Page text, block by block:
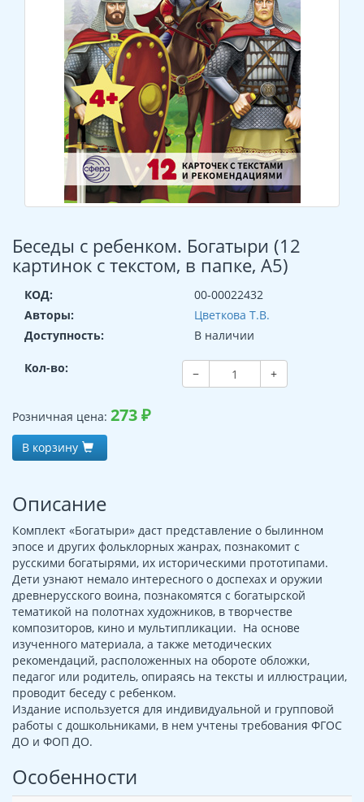
Беседы с ребенком. Богатыри (12
картинок с текстом, в папке, А5)
КОД:
00-00022432
Авторы:
Цветкова Т.В.
Доступность:
В наличии
Кол-во: − +
Розничная цена: 273₽
В корзину
Описание
Комплект «Богатыри» даст представление о былинном
эпосе и других фольклорных жанрах, познакомит с
русскими богатырями, их историческими прототипами.
Дети узнают немало интересного о доспехах и оружии
древнерусского воина, познакомятся с богатырской
тематикой на полотнах художников, в творчестве
композиторов, кино и мультипликации. На основе
изученного материала, а также методических
рекомендаций, расположенных на обороте обложки,
педагог или родитель, опираясь на тексты и иллюстрации,
проводит беседу с ребенком.
Издание используется для индивидуальной и групповой
работы с дошкольниками, в нем учтены требования ФГОС
ДО и ФОП ДО.
Особенности